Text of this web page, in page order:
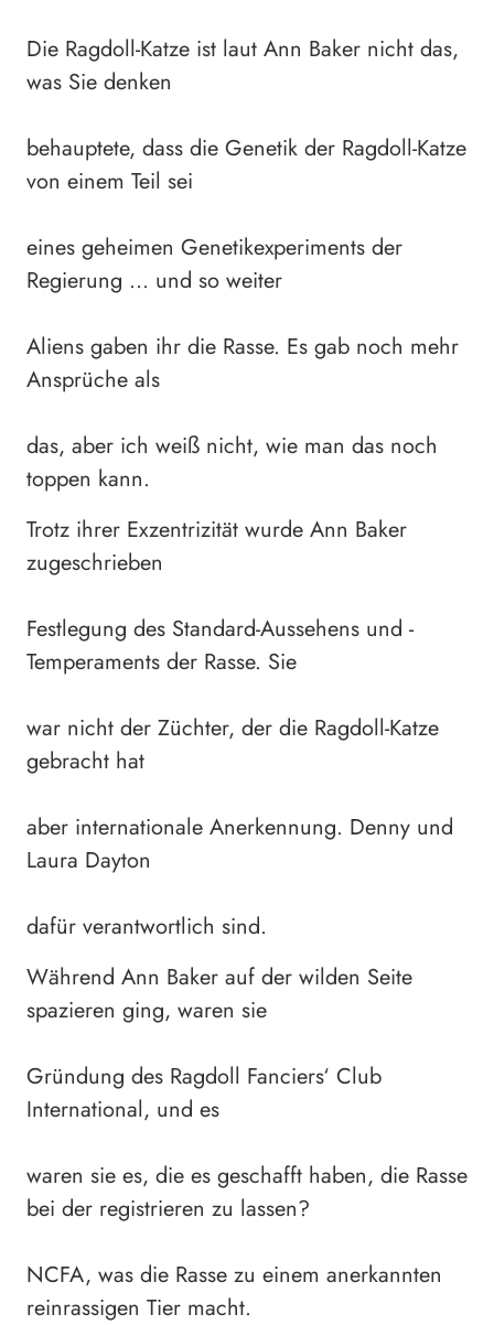
Die Ragdoll-Katze ist laut Ann Baker nicht das,
was Sie denken
behauptete, dass die Genetik der Ragdoll-Katze
von einem Teil sei
eines geheimen Genetikexperiments der
Regierung … und so weiter
Aliens gaben ihr die Rasse. Es gab noch mehr
Ansprüche als
das, aber ich weiß nicht, wie man das noch
toppen kann.
Trotz ihrer Exzentrizität wurde Ann Baker
zugeschrieben
Festlegung des Standard-Aussehens und -
Temperaments der Rasse. Sie
war nicht der Züchter, der die Ragdoll-Katze
gebracht hat
aber internationale Anerkennung. Denny und
Laura Dayton
dafür verantwortlich sind.
Während Ann Baker auf der wilden Seite
spazieren ging, waren sie
Gründung des Ragdoll Fanciers‘ Club
International, und es
waren sie es, die es geschafft haben, die Rasse
bei der registrieren zu lassen?
NCFA, was die Rasse zu einem anerkannten
reinrassigen Tier macht.